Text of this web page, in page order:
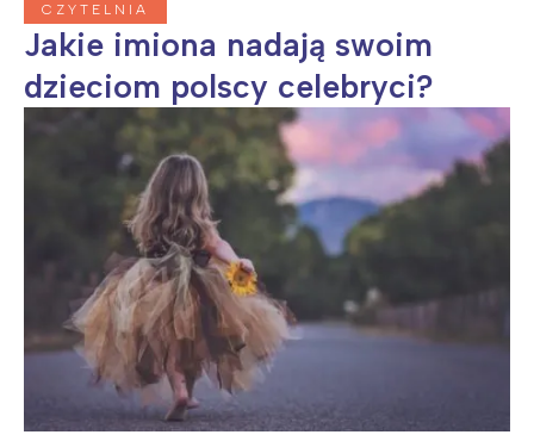
CZYTELNIA
Jakie imiona nadają swoim
dzieciom polscy celebryci?